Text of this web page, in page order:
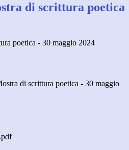
di scrittura poetica
poetica - 30 maggio 2024
di scrittura poetica - 30 maggio